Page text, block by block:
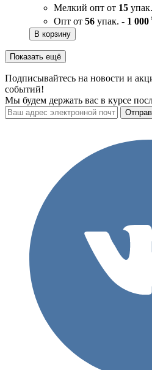
Мелкий опт от 15
Опт от 56 упак. - 1 000
В корзину
Показать ещё
Подписывайтесь на новости и
событий!
Мы будем держать вас в курсе